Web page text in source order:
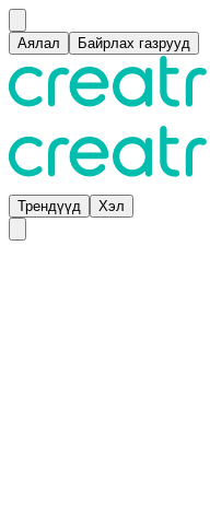
Аялал Байрлах газрууд
Трендүүд Хэл